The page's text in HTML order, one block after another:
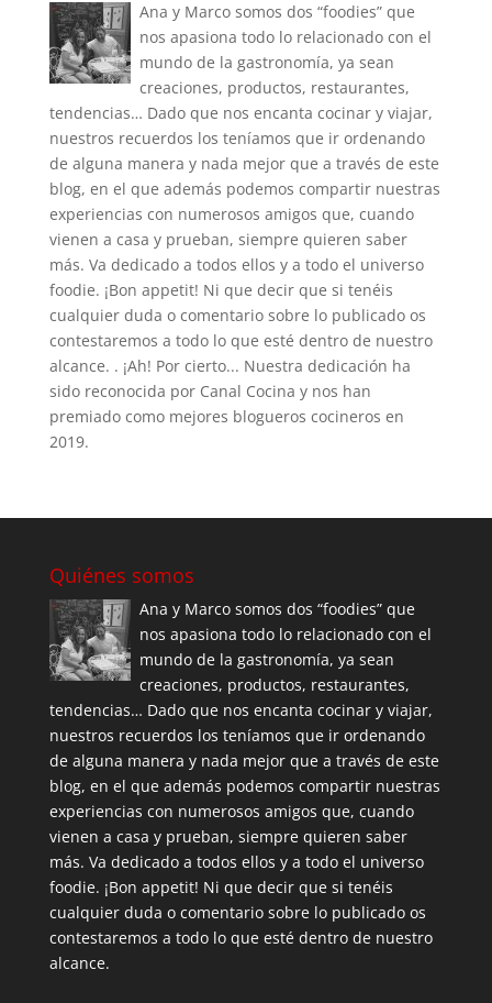
Ana y Marco somos dos “foodies” que
nos apasiona todo lo relacionado con el
mundo de la gastronomía, ya sean
creaciones, productos, restaurantes,
tendencias… Dado que nos encanta cocinar y viajar,
nuestros recuerdos los teníamos que ir ordenando
de alguna manera y nada mejor que a través de este
blog, en el que además podemos compartir nuestras
experiencias con numerosos amigos que, cuando
vienen a casa y prueban, siempre quieren saber
más. Va dedicado a todos ellos y a todo el universo
foodie. ¡Bon appetit! Ni que decir que si tenéis
cualquier duda o comentario sobre lo publicado os
contestaremos a todo lo que esté dentro de nuestro
alcance. . ¡Ah! Por cierto... Nuestra dedicación ha
sido reconocida por Canal Cocina y nos han
premiado como mejores blogueros cocineros en
2019.
Quiénes somos
Ana y Marco somos dos “foodies” que
nos apasiona todo lo relacionado con el
mundo de la gastronomía, ya sean
creaciones, productos, restaurantes,
tendencias… Dado que nos encanta cocinar y viajar,
nuestros recuerdos los teníamos que ir ordenando
de alguna manera y nada mejor que a través de este
blog, en el que además podemos compartir nuestras
experiencias con numerosos amigos que, cuando
vienen a casa y prueban, siempre quieren saber
más. Va dedicado a todos ellos y a todo el universo
foodie. ¡Bon appetit! Ni que decir que si tenéis
cualquier duda o comentario sobre lo publicado os
contestaremos a todo lo que esté dentro de nuestro
alcance.